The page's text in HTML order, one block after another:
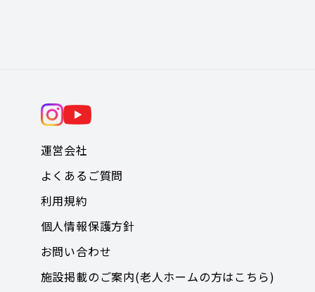
運営会社
よくあるご質問
利用規約
個人情報保護方針
お問い合わせ
施設掲載のご案内(老人ホームの方はこちら)